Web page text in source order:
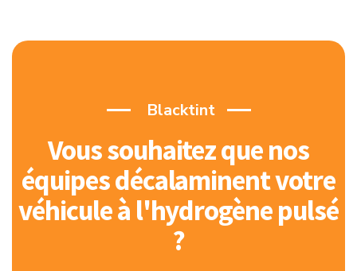
Blacktint
Vous souhaitez que nos
équipes décalaminent votre
véhicule à l'hydrogène pulsé
?